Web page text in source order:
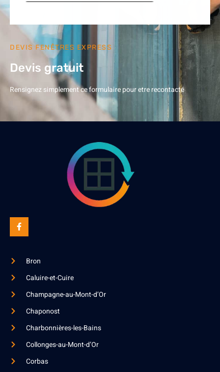
DEVIS FENÊTRES EXPRESS
Devis gratuit
Rensignez simplement ce formulaire pour etre recontacté
Bron
Caluire-et-Cuire
Champagne-au-Mont-d’Or
Chaponost
Charbonnières-les-Bains
Collonges-au-Mont-d’Or
Corbas